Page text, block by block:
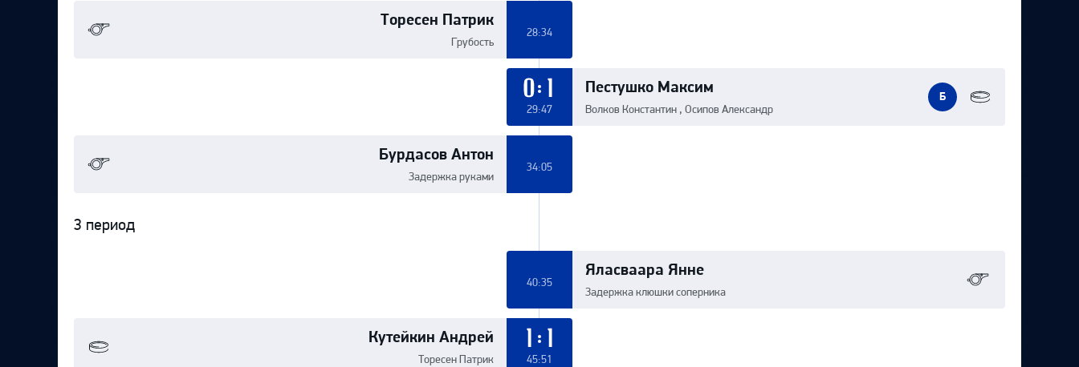
Торесен Патрик
Грубость
28:34
Пестушко Максим
Волков Константин , Осипов Александр
0:1
29:47
Б
Бурдасов Антон
Задержка руками
34:05
3 период
Яласваара Янне
Задержка клюшки соперника
40:35
Кутейкин Андрей
Торесен Патрик
1:1
45:51